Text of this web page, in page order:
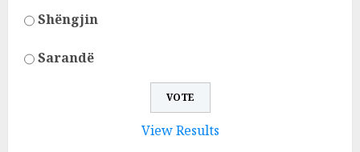
Shëngjin
Sarandë
View Results